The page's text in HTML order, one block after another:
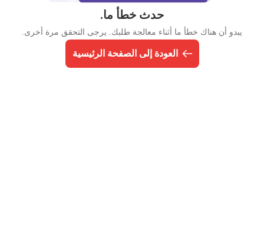
حدث خطأ ما.
يبدو أن هناك خطأ ما أثناء معالجة طلبك. يرجى التحقق مرة أخرى.
العودة إلى الصفحة الرئيسية